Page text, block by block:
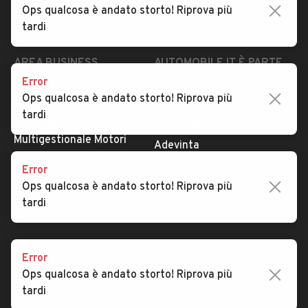
Security
Valutazione auto
AREA BUSINESS
Registrazione
concessionario
Multigestionale Motori
AUTOMOBILE.IT È PARTE
subito.it
Adevinta
SEGUICI
Copyright © 2023 Marktplaats B.V. Tutti i diritti riservati.
Marktplaats B.V. - P.IVA 803.603.307.B.01
Ops qualcosa è andato storto! Riprova più
tardi
Error
Ops qualcosa è andato storto! Riprova più
tardi
Error
Ops qualcosa è andato storto! Riprova più
tardi
Error
Ops qualcosa è andato storto! Riprova più
tardi